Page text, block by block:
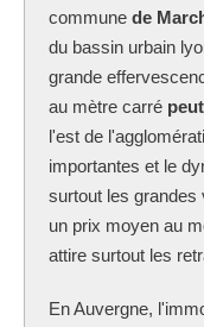
commune de
du bassin urbain
grande
au mètre carré
l'est de
importantes et le
surtout les grandes
un prix moyen au
attire surtout les
En Auvergne,